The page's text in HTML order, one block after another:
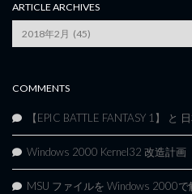
ARTICLE ARCHIVES
Article
Archives
COMMENTS
【EPIC BATTLE FANTASY 1】 と
Windows 2000 Kernel32 改造計画
MSU ファイルを Windows 2000